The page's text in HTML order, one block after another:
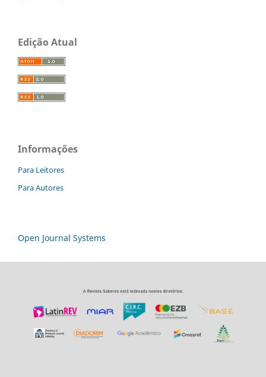
Edição Atual
Informações
Para Leitores
Para Autores
Open Journal Systems